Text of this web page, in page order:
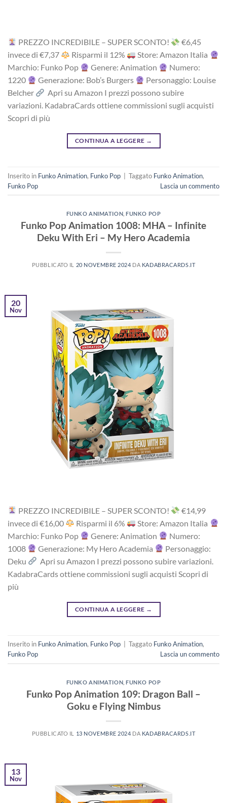
PREZZO INCREDIBILE – SUPER SCONTO!
‎€6,45
i‎nv‎ec‎e ‎di‎ €7,37
R‎is‎pa‎rm‎i ‎il‎ 12%
Store: Amazon Italia
Marchio: Funko Pop
Genere: Animation
Numero:
1220
Generazione: Bob’s Burgers
Personaggio: Louise
Belcher
Apri su Amazon I prezzi possono subire
variazioni. KadabraCards ottiene commissioni sugli acquisti
Scopri di più
CONTINUA A LEGGERE →
Inserito in Funko Animation, Funko Pop | Taggato Funko Animation,
Funko Pop
Lascia un commento
FUNKO ANIMATION ,FUNKO POP
Funko Pop Animation 1008: MHA – Infinite
Deku With Eri – My Hero Academia
PUBBLICATO IL 20 NOVEMBRE 2024 DA KADABRACARDS.IT
20
Nov
PREZZO INCREDIBILE – SUPER SCONTO!
‎€14,99
i‎nv‎ec‎e ‎di‎ €16,00
R‎is‎pa‎rm‎i ‎il‎ 6%
Store: Amazon Italia
Marchio: Funko Pop
Genere: Animation
Numero:
1008
Generazione: My Hero Academia
Personaggio:
Deku
Apri su Amazon I prezzi possono subire variazioni.
KadabraCards ottiene commissioni sugli acquisti Scopri di
più
CONTINUA A LEGGERE →
Inserito in Funko Animation, Funko Pop Taggato Funko Animation,
Funko Pop
Lascia un commento
FUNKO ANIMATION ,FUNKO POP
Funko Pop Animation 109: Dragon Ball –
Goku e Flying Nimbus
PUBBLICATO IL 13 NOVEMBRE 2024 DA KADABRACARDS.IT
13
Nov